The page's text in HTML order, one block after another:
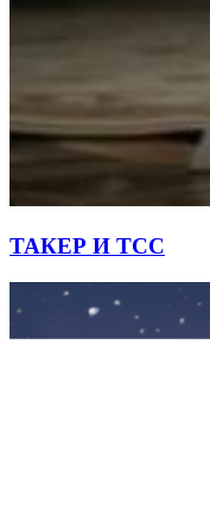
ТАКЕР И ТСС